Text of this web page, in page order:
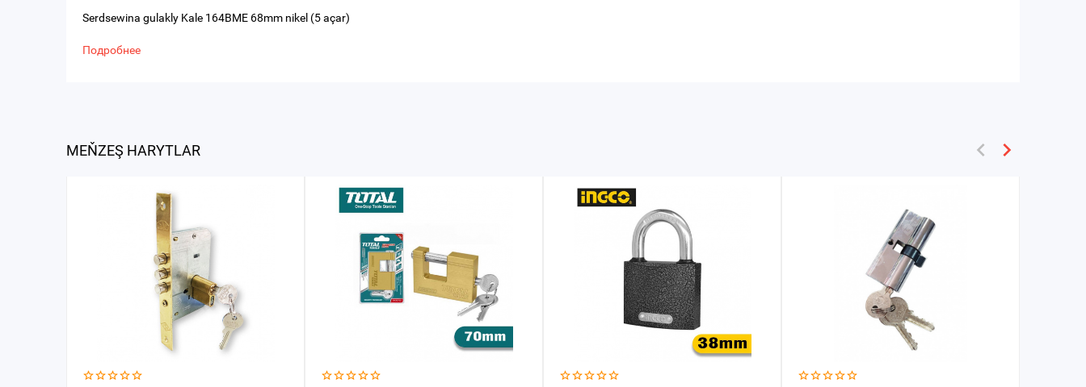
Serdsewina gulakly Kale 164BME 68mm nikel (5 açar)
Подробнее
MEŇZEŞ HARYTLAR